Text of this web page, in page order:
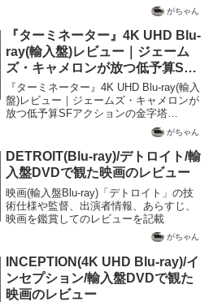
がちゃん
『ターミネーター』4K UHD Blu-
ray(輸入盤)レビュー｜ジェーム
ズ・キャメロンが放つ低予算SF
アクションの金字塔【Dolby
Vision / Dolby Atmos】
『ターミネーター』4K UHD Blu-ray(輸入
盤)レビュー｜ジェームズ・キャメロンが
放つ低予算SFアクションの金字塔
【Dolby Vision / Dolby Atmos】1984年、
低予算ながら世界的ヒットとなり、キャ
メロンとシュワ...
がちゃん
DETROIT(Blu-ray)/デトロイト/輸
入盤DVDで観た映画のレビュー
映画(輸入盤Blu-ray)「デトロイト」の技
術仕様や監督、出演者情報、あらすじ、
映画を鑑賞してのレビューを記載
がちゃん
INCEPTION(4K UHD Blu-ray)/イ
ンセプション/輸入盤DVDで観た
映画のレビュー